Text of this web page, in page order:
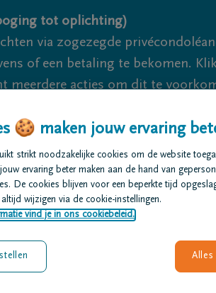
tot oplichting)
via zogezegde
of een betaling te bekomen.
meerdere acties om dit te
regelen Overlijdensberichten Ons
🍪 maken jouw ervaring
strikt noodzakelijke cookies om de website
ervaring beter maken aan de hand van
De cookies blijven voor een beperkte tijd
wijzigen via de cookie-instellingen.
vind je in ons cookiebeleid.
Alles